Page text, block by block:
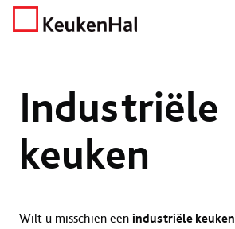
Home Keukens Industriële keuken
Industriële
keuken
Wilt u misschien een industriële keuken